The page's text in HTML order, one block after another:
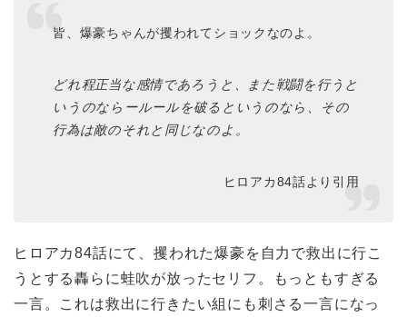
皆、爆豪ちゃんが攫われてショックなのよ。
どれ程正当な感情であろうと、また戦闘を行うと
いうのならールールを破るというのなら、その
行為は敵のそれと同じなのよ。
ヒロアカ84話より引用
ヒロアカ84話にて、攫われた爆豪を自力で救出に行こ
うとする轟らに蛙吹が放ったセリフ。もっともすぎる
一言。これは救出に行きたい組にも刺さる一言になっ